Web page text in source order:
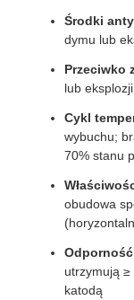
Środki
dymu lub
Przeciwko
lub
Cykl
wybuchu;
70% stanu
obudowa
utrzymują
katodą